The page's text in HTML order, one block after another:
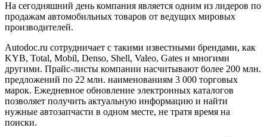
На сегодняшний день компания является одним из лидеров по
продажам автомобильных товаров от ведущих мировых
производителей.
Autodoc.ru сотрудничает с такими известными брендами, как
KYB, Total, Mobil, Denso, Shell, Valeo, Gates и многими
другими. Прайс-листы компании насчитывают более 200 млн.
предложений по 22 млн. наименованиям 3 000 торговых
марок. Ежедневное обновление электронных каталогов
позволяет получить актуальную информацию и найти
нужные автозапчасти в одном месте, не тратя время на
поиски.